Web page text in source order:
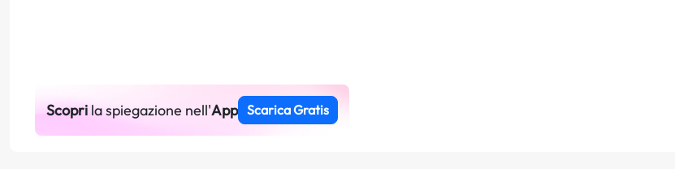
Scoprila spiegazione nell'App Scarica Gratis